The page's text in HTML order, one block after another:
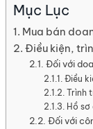
Mục Lục
Mua bán
Điều kiện,
Đối với
Điều
Trình
Hồ
Đối với